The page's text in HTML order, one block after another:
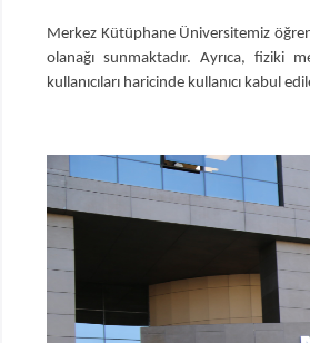
Merkez Kütüphane Üniversitemiz
olanağı sunmaktadır. Ayrıca, fiziki
kullanıcıları haricinde kullanıcı kabul